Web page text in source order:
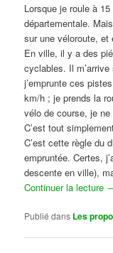
Lorsque je roule à
départementale.
sur une véloroute,
En ville, il y a des
cyclables. Il
j’emprunte ces
km/h ; je prends la
vélo de course, je
C’est tout
C’est cette règle du
empruntée. Certes,
descente en ville),
Continuer la lecture
Publié dans Les